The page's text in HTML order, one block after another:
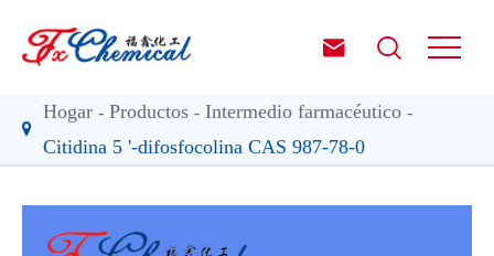
 
Hogar Productos
Intermedio farmacéutico
Citidina 5 '-difosfocolina CAS 987-78-0